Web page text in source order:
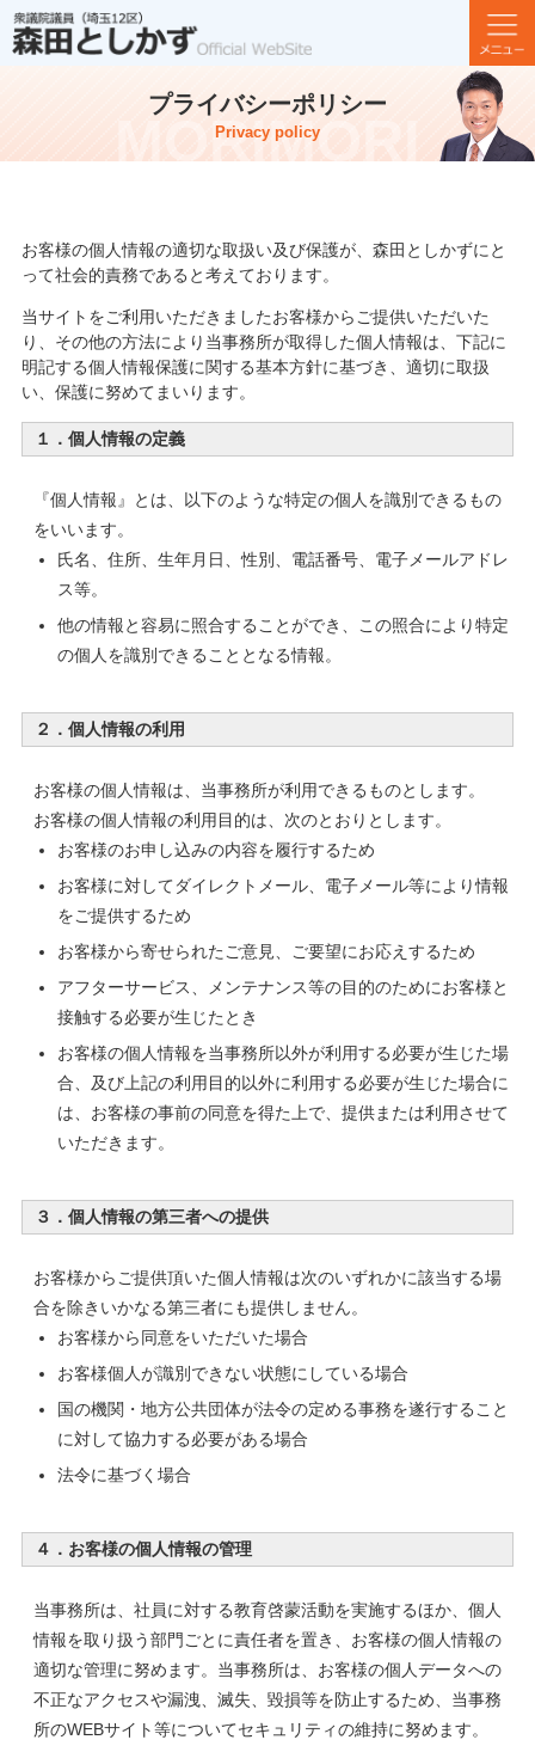
プライバシーポリシー
Privacy policy
お客様の個人情報の適切な取扱い及び保護が、森田としかずにと
って社会的責務であると考えております。
当サイトをご利用いただきましたお客様からご提供いただいた
り、その他の方法により当事務所が取得した個人情報は、下記に
明記する個人情報保護に関する基本方針に基づき、適切に取扱
い、保護に努めてまいります。
１．個人情報の定義
『個人情報』とは、以下のような特定の個人を識別できるもの
をいいます。
氏名、住所、生年月日、性別、電話番号、電子メールアドレ
ス等。
他の情報と容易に照合することができ、この照合により特定
の個人を識別できることとなる情報。
２．個人情報の利用
お客様の個人情報は、当事務所が利用できるものとします。
お客様の個人情報の利用目的は、次のとおりとします。
お客様のお申し込みの内容を履行するため
お客様に対してダイレクトメール、電子メール等により情報
をご提供するため
お客様から寄せられたご意見、ご要望にお応えするため
アフターサービス、メンテナンス等の目的のためにお客様と
接触する必要が生じたとき
お客様の個人情報を当事務所以外が利用する必要が生じた場
合、及び上記の利用目的以外に利用する必要が生じた場合に
は、お客様の事前の同意を得た上で、提供または利用させて
いただきます。
３．個人情報の第三者への提供
お客様からご提供頂いた個人情報は次のいずれかに該当する場
合を除きいかなる第三者にも提供しません。
お客様から同意をいただいた場合
お客様個人が識別できない状態にしている場合
国の機関・地方公共団体が法令の定める事務を遂行すること
に対して協力する必要がある場合
法令に基づく場合
４．お客様の個人情報の管理
当事務所は、社員に対する教育啓蒙活動を実施するほか、個人
情報を取り扱う部門ごとに責任者を置き、お客様の個人情報の
適切な管理に努めます。当事務所は、お客様の個人データへの
不正なアクセスや漏洩、滅失、毀損等を防止するため、当事務
所のWEBサイト等についてセキュリティの維持に努めます。